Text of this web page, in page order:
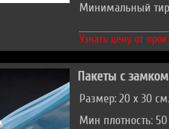
Минимальный
Узнать цену от
Пакеты с
Размер: 20 х 30 см.
Мин плотность: